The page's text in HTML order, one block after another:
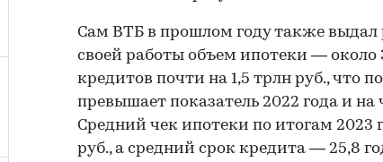
Сам ВТБ в прошлом году также выдал
своей работы объем ипотеки —
кредитов почти на 1,5 трлн руб., что
превышает показатель 2022 года и на
Средний чек ипотеки по итогам 2023
руб., а средний срок кредита — 25,8